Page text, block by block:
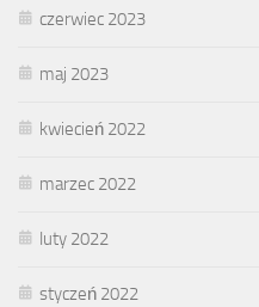
czerwiec 2023
maj 2023
kwiecień 2022
marzec 2022
luty 2022
styczeń 2022